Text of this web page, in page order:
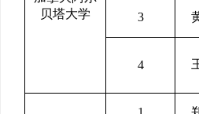
贝塔大学
3
4